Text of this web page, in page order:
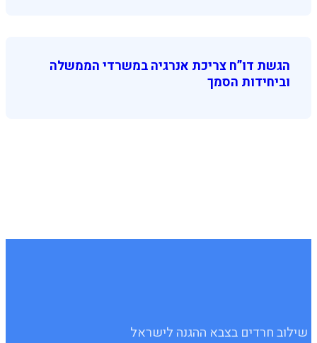
הגשת דו”ח צריכת אנרגיה במשרדי הממשלה
וביחידות הסמך
שילוב חרדים בצבא ההגנה לישראל